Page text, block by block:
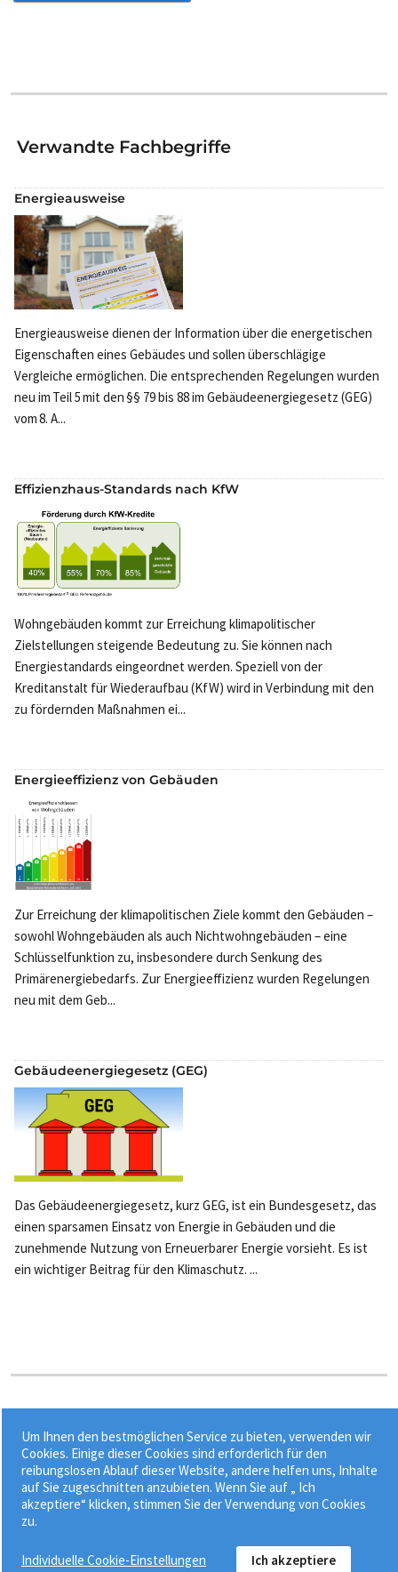
Verwandte Fachbegriffe
Energieausweise
Energieausweise dienen der Information über die energetischen
Eigenschaften eines Gebäudes und sollen überschlägige
Vergleiche ermöglichen. Die entsprechenden Regelungen wurden
neu im Teil 5 mit den §§ 79 bis 88 im Gebäudeenergiegesetz (GEG)
vom 8. A...
Effizienzhaus-Standards nach KfW
Wohngebäuden kommt zur Erreichung klimapolitischer
Zielstellungen steigende Bedeutung zu. Sie können nach
Energiestandards eingeordnet werden. Speziell von der
Kreditanstalt für Wiederaufbau (KfW) wird in Verbindung mit den
zu fördernden Maßnahmen ei...
Energieeffizienz von Gebäuden
Zur Erreichung der klimapolitischen Ziele kommt den Gebäuden –
sowohl Wohngebäuden als auch Nichtwohngebäuden – eine
Schlüsselfunktion zu, insbesondere durch Senkung des
Primärenergiebedarfs. Zur Energieeffizienz wurden Regelungen
neu mit dem Geb...
Gebäudeenergiegesetz (GEG)
Das Gebäudeenergiegesetz, kurz GEG, ist ein Bundesgesetz, das
einen sparsamen Einsatz von Energie in Gebäuden und die
zunehmende Nutzung von Erneuerbarer Energie vorsieht. Es ist
ein wichtiger Beitrag für den Klimaschutz. ...
Stichworte:
Effizienzhaus•Energetische Bewertung•Energieausweis
Energieeffizient Bauen (KfW-Förderung)•Energieeffizienz
Um Ihnen den bestmöglichen Service zu bieten, verwenden wir
Cookies. Einige dieser Cookies sind erforderlich für den
reibungslosen Ablauf dieser Website, andere helfen uns, Inhalte
auf Sie zugeschnitten anzubieten. Wenn Sie auf „ Ich
akzeptiere“ klicken, stimmen Sie der Verwendung von Cookies
zu.
Individuelle Cookie-Einstellungen Ich akzeptiere